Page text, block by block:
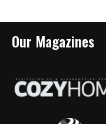
Our Magazines